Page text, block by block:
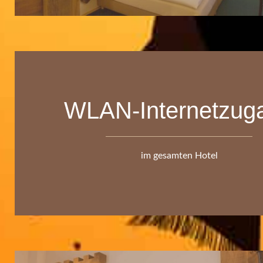
WLAN-
im gesamten Hotel